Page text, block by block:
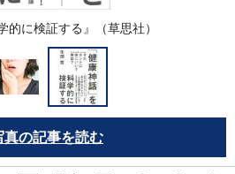
に検証する』（草思社）
真の記事を読む